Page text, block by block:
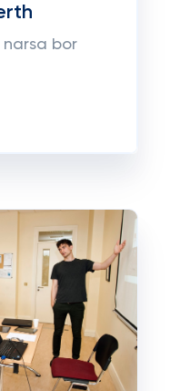
narsa bor